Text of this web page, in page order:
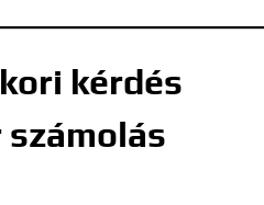
kérdés